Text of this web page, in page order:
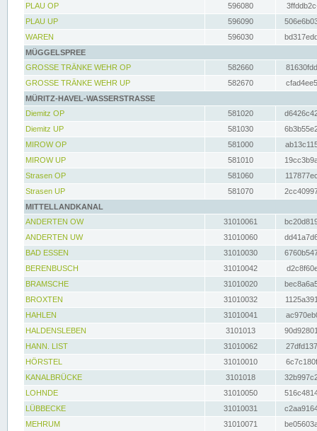
PLAU OP
596080
PLAU UP
596090
WAREN
596030
MÜGGELSPREE
GROSSE TRÄNKE WEHR OP
582660
GROSSE TRÄNKE WEHR UP
582670
MÜRITZ-HAVEL-WASSERSTRASSE
Diemitz OP
581020
Diemitz UP
581030
MIROW OP
581000
MIROW UP
581010
Strasen OP
581060
Strasen UP
581070
MITTELLANDKANAL
ANDERTEN OW
31010061
ANDERTEN UW
31010060
BAD ESSEN
31010030
BERENBUSCH
31010042
BRAMSCHE
31010020
BROXTEN
31010032
HAHLEN
31010041
HALDENSLEBEN
3101013
HANN. LIST
31010062
HÖRSTEL
31010010
KANALBRÜCKE
3101018
LOHNDE
31010050
LÜBBECKE
31010031
MEHRUM
31010071